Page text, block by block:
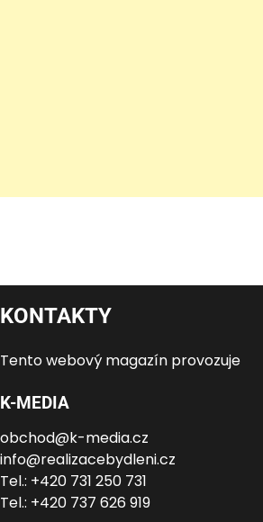
KONTAKTY
Tento webový magazín provozuje
K-MEDIA
obchod@k-media.cz
info@realizacebydleni.cz
Tel.: +420 731 250 731
Tel.: +420 737 626 919